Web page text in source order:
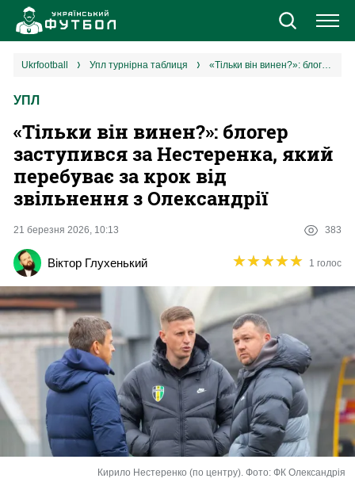
Новини
Єврокубки
УПЛ
Різне
Букмекери
Казино
ukrfootball упл турнірна таблиця «Тільки він винен?»: блогер заступився за Нестеренка, який перебуває за крок від звільнення з Олександрії
УПЛ
«Тільки він винен?»: блогер
заступився за Нестеренка, який
перебуває за крок від
звільнення з Олександрії
21 березня 2026, 10:13 383
Віктор Глухенький ★★★★★
★★★★★ 1 голос
Кирило Нестеренко (по центру). Фото: ФК Олександрія